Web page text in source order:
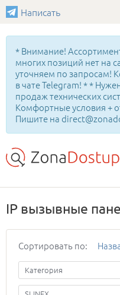
Написать
* Внимание!
многих позиций нет на
уточняем по запросам!
в чате Telegram! * *
продаж технических
Комфортные условия +
Пишите на
IP вызывные
Сортировать по:
Категория